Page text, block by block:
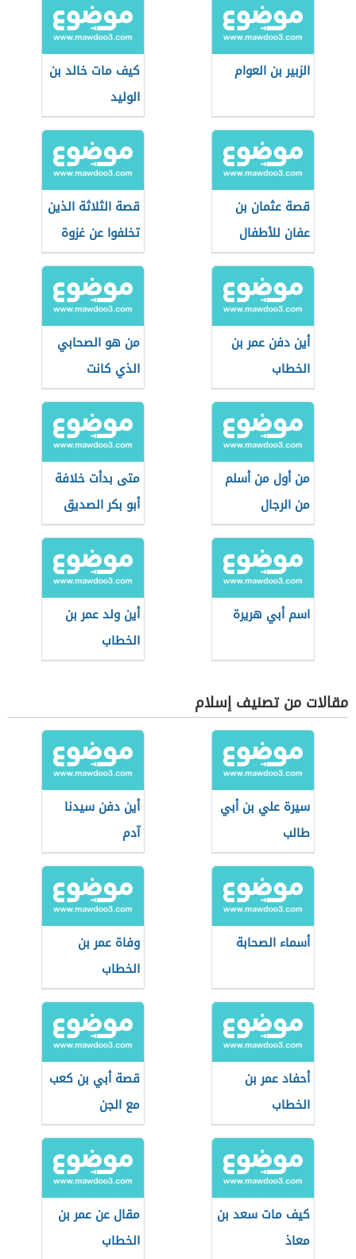
الزبير بن العوام
كيف مات خالد بن
الوليد
قصة عثمان بن
عفان للأطفال
قصة الثلاثة الذين
تخلفوا عن غزوة
تبوك
أين دفن عمر بن
الخطاب
من هو الصحابي
الذي كانت
الملائكة تسلم
عليه
من أول من أسلم
من الرجال
متى بدأت خلافة
أبو بكر الصديق
اسم أبي هريرة
أين ولد عمر بن
الخطاب
مقالات من تصنيف إسلام
سيرة علي بن أبي
طالب
أين دفن سيدنا
آدم
أسماء الصحابة
وفاة عمر بن
الخطاب
أحفاد عمر بن
الخطاب
قصة أبي بن كعب
مع الجن
كيف مات سعد بن
معاذ
مقال عن عمر بن
الخطاب